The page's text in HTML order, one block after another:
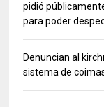
pidió
para poder
Denuncian al
sistema de